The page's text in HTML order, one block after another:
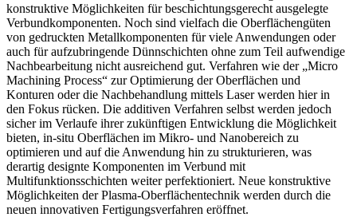
konstruktive Möglichkeiten für beschichtungsgerecht ausgelegte
Verbundkom­ponenten. Noch sind vielfach die Oberflächengüten
von gedruckten Metallkomponenten für viele Anwendungen oder
auch für aufzubringende Dünnschichten ohne zum Teil aufwendige
Nachbearbeitung nicht ausreichend gut. Verfahren wie der „Micro
Machining Process“ zur Optimierung der Oberflächen und
Konturen oder die Nachbehandlung mittels Laser werden hier in
den Fokus rücken. Die additiven Verfahren selbst werden jedoch
sicher im Verlaufe ihrer zukünftigen Entwicklung die Möglichkeit
bieten, in-situ Oberflächen im Mikro- und Nanobereich zu
optimieren und auf die Anwendung hin zu strukturieren, was
derartig designte Komponenten im Verbund mit
Multifunktionsschichten weiter perfektioniert. Neue konstruktive
Möglichkeiten der Plasma-Oberflächentechnik werden durch die
neuen innovativen Ferti­gungsverfahren eröffnet.